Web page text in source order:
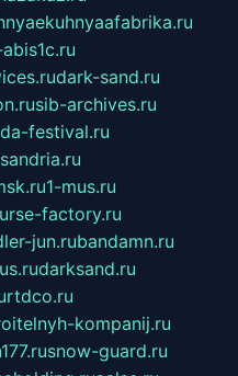
dark-sand.ru
sib-archives.ru
festival.ru
1-mus.ru
factory.ru
jun.rubandamn.ru
darksand.ru
rtdco.ru
kompanij.ru
snow-guard.ru